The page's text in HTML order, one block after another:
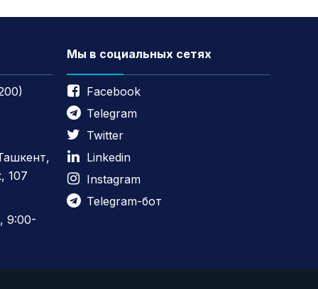
107
9:00-
Мы в социальных сетях
Facebook
Telegram
Twitter
Linkedin
Instagram
Telegram-бот